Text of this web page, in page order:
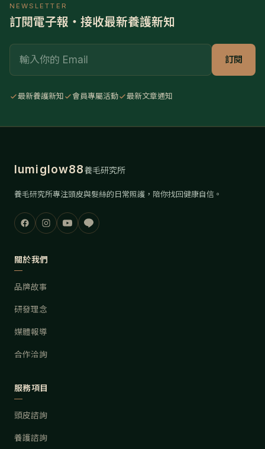
NEWSLETTER
訂閱電子報・接收最新養護新知
訂閱
最新養護新知 會員專屬活動 最新文章通知
lumiglow88養毛研究所
養毛研究所專注頭皮與髮絲的日常照護，陪你找回健康自信。
關於我們
品牌故事
研發理念
媒體報導
合作洽詢
服務項目
頭皮諮詢
養護諮詢